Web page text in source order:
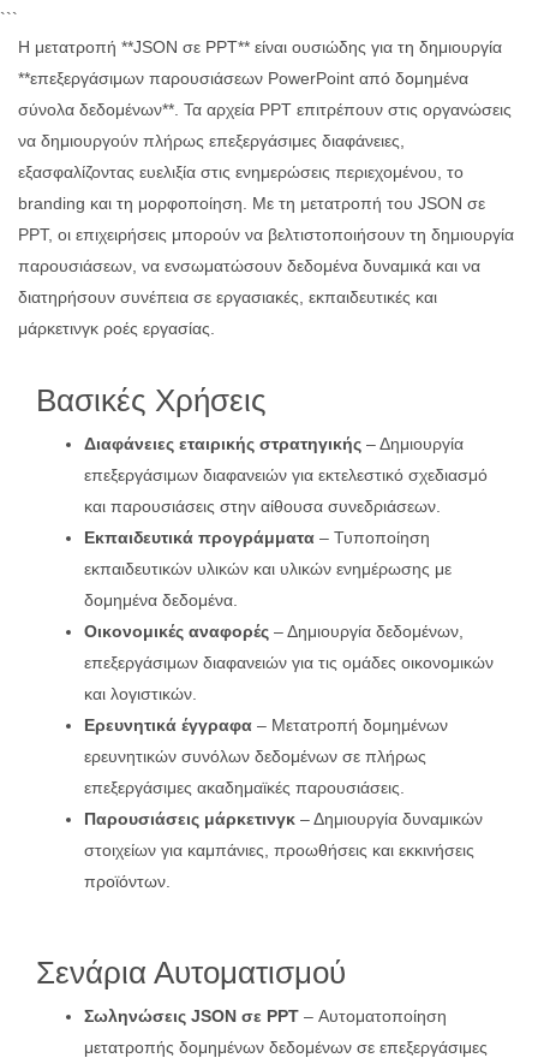
```
Η μετατροπή **JSON σε PPT** είναι ουσιώδης για τη δημιουργία
**επεξεργάσιμων παρουσιάσεων PowerPoint από δομημένα
σύνολα δεδομένων**. Τα αρχεία PPT επιτρέπουν στις οργανώσεις
να δημιουργούν πλήρως επεξεργάσιμες διαφάνειες,
εξασφαλίζοντας ευελιξία στις ενημερώσεις περιεχομένου, το
branding και τη μορφοποίηση. Με τη μετατροπή του JSON σε
PPT, οι επιχειρήσεις μπορούν να βελτιστοποιήσουν τη δημιουργία
παρουσιάσεων, να ενσωματώσουν δεδομένα δυναμικά και να
διατηρήσουν συνέπεια σε εργασιακές, εκπαιδευτικές και
μάρκετινγκ ροές εργασίας.
Βασικές Χρήσεις
Διαφάνειες εταιρικής στρατηγικής – Δημιουργία
επεξεργάσιμων διαφανειών για εκτελεστικό σχεδιασμό
και παρουσιάσεις στην αίθουσα συνεδριάσεων.
Εκπαιδευτικά προγράμματα – Τυποποίηση
εκπαιδευτικών υλικών και υλικών ενημέρωσης με
δομημένα δεδομένα.
Οικονομικές αναφορές – Δημιουργία δεδομένων,
επεξεργάσιμων διαφανειών για τις ομάδες οικονομικών
και λογιστικών.
Ερευνητικά έγγραφα – Μετατροπή δομημένων
ερευνητικών συνόλων δεδομένων σε πλήρως
επεξεργάσιμες ακαδημαϊκές παρουσιάσεις.
Παρουσιάσεις μάρκετινγκ – Δημιουργία δυναμικών
στοιχείων για καμπάνιες, προωθήσεις και εκκινήσεις
προϊόντων.
Σενάρια Αυτοματισμού
Σωληνώσεις JSON σε PPT – Αυτοματοποίηση
μετατροπής δομημένων δεδομένων σε επεξεργάσιμες